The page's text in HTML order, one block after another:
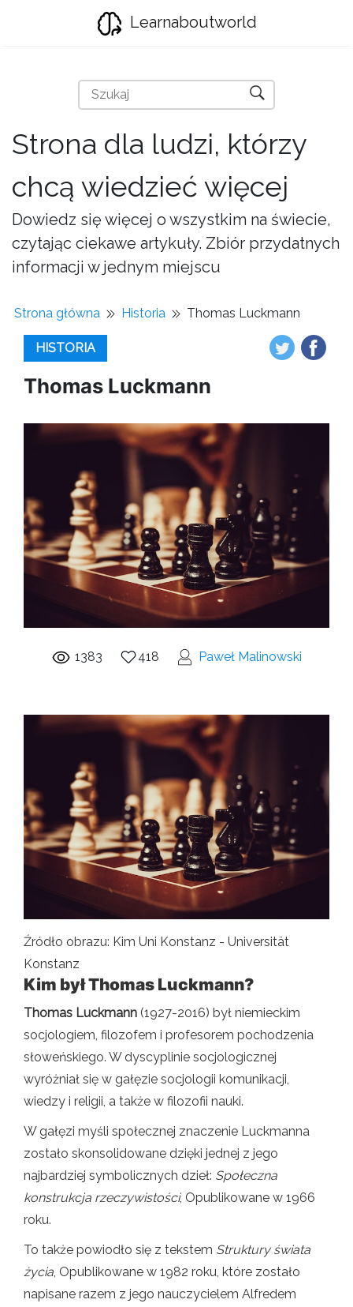
Learnaboutworld
Strona dla ludzi, którzy
chcą wiedzieć więcej
Dowiedz się więcej o wszystkim na świecie,
czytając ciekawe artykuły. Zbiór przydatnych
informacji w jednym miejscu
Strona główna Historia Thomas Luckmann
HISTORIA
Thomas Luckmann
1383 418 Paweł Malinowski
Źródło obrazu: Kim Uni Konstanz - Universität
Konstanz
Kim był Thomas Luckmann?
Thomas Luckmann (1927-2016) był niemieckim
socjologiem, filozofem i profesorem pochodzenia
słoweńskiego. W dyscyplinie socjologicznej
wyróżniał się w gałęzie socjologii komunikacji,
wiedzy i religii, a także w filozofii nauki.
W gałęzi myśli społecznej znaczenie Luckmanna
zostało skonsolidowane dzięki jednej z jego
najbardziej symbolicznych dzieł: Społeczna
konstrukcja rzeczywistości, Opublikowane w 1966
roku.
To także powiodło się z tekstem Struktury świata
życia , Opublikowane w 1982 roku, które zostało
napisane razem z jego nauczycielem Alfredem